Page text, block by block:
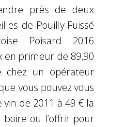
près de deux
de Pouilly-Fuissé
Poisard 2016
en primeur de 89,90
chez un opérateur
vous pouvez vous
de 2011 à 49 € la
ou l’offrir pour